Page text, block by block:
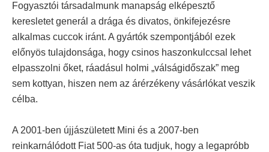
Fogyasztói társadalmunk manapság elképesztő
keresletet generál a drága és divatos, önkifejezésre
alkalmas cuccok iránt. A gyártók szempontjából ezek
előnyös tulajdonsága, hogy csinos haszonkulccsal lehet
elpasszolni őket, ráadásul holmi „válságidőszak” meg
sem kottyan, hiszen nem az árérzékeny vásárlókat veszik
célba.
A 2001-ben újjászületett Mini és a 2007-ben
reinkarnálódott Fiat 500-as óta tudjuk, hogy a legapróbb